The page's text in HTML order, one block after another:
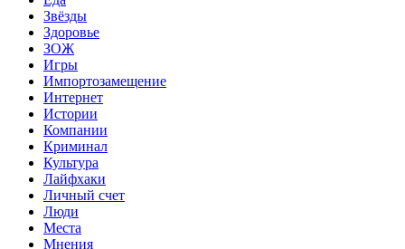
Звёзды
Здоровье
ЗОЖ
Игры
Импортозамещение
Интернет
Истории
Компании
Криминал
Культура
Лайфхаки
Личный счет
Люди
Места
Мнения